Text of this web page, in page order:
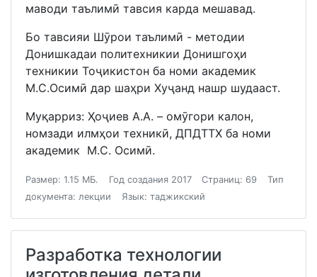
маводи таълимӣ тавсия карда мешавад.
Бо тавсияи Шӯрои таълимӣ - методии
Донишкадаи политехникии Донишгоҳи
техникии Тоҷикистон ба номи академик
М.С.Осимӣ дар шаҳри Хуҷанд нашр шудааст.
Муқарриз: Ҳоҷиев А.А. – омӯгори калон,
номзади илмҳои техникӣ, ДПДТТХ ба номи
академик М.С. Осимӣ.
Размер: 1.15 МБ. Год создания 2017 Страниц: 69
Тип
документа: лекции
Язык: таджикский
Разработка технологии